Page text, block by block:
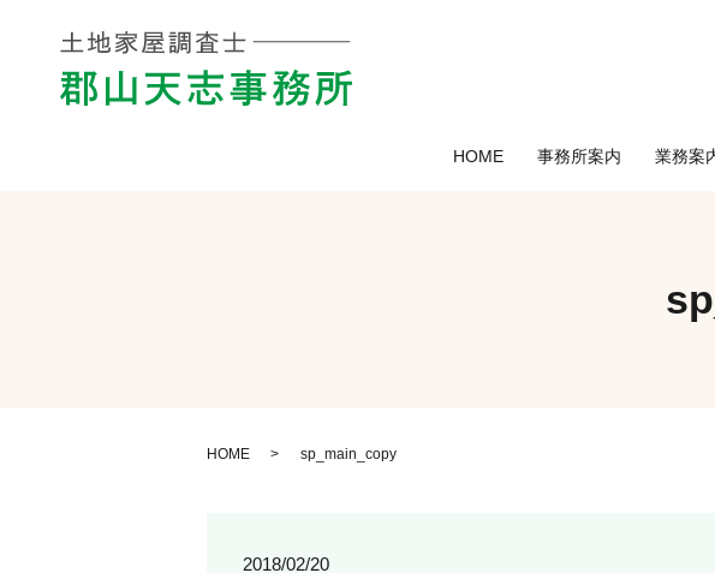
HOME 事務所案内 業務案
HOME sp_main_copy
2018/02/20